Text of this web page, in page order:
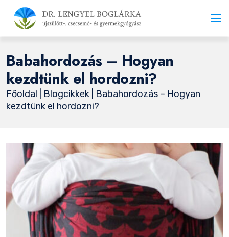
Babahordozás – Hogyan
kezdtünk el hordozni?
Főoldal Blogcikkek
| Babahordozás – Hogyan
kezdtünk el hordozni?